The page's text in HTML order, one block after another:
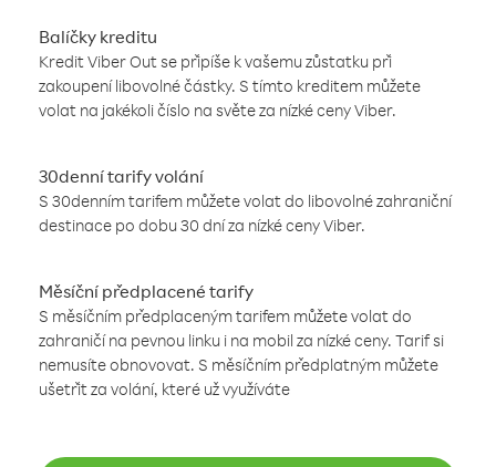
Balíčky kreditu
Kredit Viber Out se připíše k vašemu zůstatku při
zakoupení libovolné částky. S tímto kreditem můžete
volat na jakékoli číslo na světe za nízké ceny Viber.
30denní tarify volání
S 30denním tarifem můžete volat do libovolné zahraniční
destinace po dobu 30 dní za nízké ceny Viber.
Měsíční předplacené tarify
S měsíčním předplaceným tarifem můžete volat do
zahraničí na pevnou linku i na mobil za nízké ceny. Tarif si
nemusíte obnovovat. S měsíčním předplatným můžete
ušetřit za volání, které už využíváte